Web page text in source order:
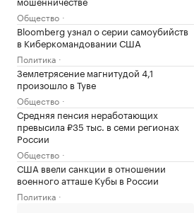
Общество
Bloomberg узнал о серии самоубийств
в Киберкомандовании США
Политика
Землетрясение магнитудой 4,1
произошло в Туве
Общество
Средняя пенсия неработающих
превысила ₽35 тыс. в семи регионах
России
Общество
США ввели санкции в отношении
военного атташе Кубы в России
Политика